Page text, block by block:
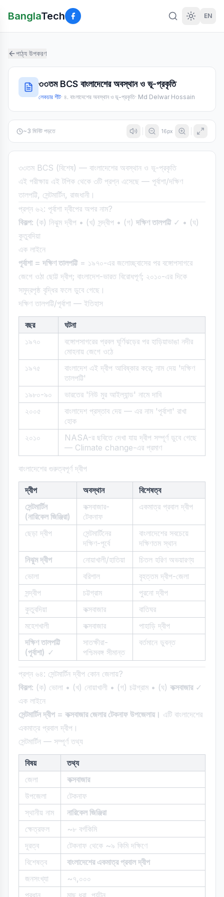
BanglaTech EN
পাঠ্য উপকরণ
৩৩তম BCS বাংলাদেশের অবস্থান ও ভূ-প্রকৃতি
লেকচার শীট· ৪. বাংলাদেশের অবস্থান ও ভূ-প্রকৃতি· Md Delwar Hossain
~3 মিনিট পড়তে 16px
৩৩তম BCS (বিশেষ) — বাংলাদেশের অবস্থান ও ভূ-প্রকৃতি
এই পরীক্ষায় এই টপিক থেকে ৩টি প্রশ্ন এসেছে — পূর্বাশা/দক্ষিণ
তালপট্টি, সেন্টমার্টিন, রাজধানী।
প্রশ্ন ৬২: পূর্বাশা দ্বীপের অপর নাম?
বিকল্প: (ক) নিঝুম দ্বীপ • (খ) সন্দ্বীপ • (গ) দক্ষিণ তালপট্টি✓ • (ঘ)
কুতুবদিয়া
এক লাইনে
পূর্বাশা = দক্ষিণ তালপট্টি= ১৯৭০-এর জলোচ্ছ্বাসের পর বঙ্গোপসাগরে
জেগে ওঠা ছোট্ট দ্বীপ; বাংলাদেশ-ভারত বিরোধপূর্ণ; ২০১০-এর দিকে
সমুদ্রপৃষ্ঠ বৃদ্ধির ফলে ডুবে গেছে।
দক্ষিণ তালপট্টি/পূর্বাশা — ইতিহাস
বছর
ঘটনা
১৯৭০
বঙ্গোপসাগরের প্রবল ঘূর্ণিঝড়ের পর হাড়িয়াভাঙা নদীর
মোহনায় জেগে ওঠে
১৯৭৫
বাংলাদেশ এই দ্বীপ আবিষ্কার করে; নাম দেয় 'দক্ষিণ
তালপট্টি'
১৯৮০-৯০
ভারতের 'নিউ মুর আইল্যান্ড' নামে দাবি
২০০৫
বাংলাদেশ প্রস্তাব দেয় — এর নাম 'পূর্বাশা' রাখা
হোক
২০১০
NASA-র ছবিতে দেখা যায় দ্বীপ সম্পূর্ণ ডুবে গেছে
— Climate change-এর প্রমাণ
বাংলাদেশের গুরুত্বপূর্ণ দ্বীপ
দ্বীপ অবস্থান
বিশেষত্ব
সেন্টমার্টিন
(নারিকেল জিঞ্জিরা)
কক্সবাজার-
টেকনাফ
একমাত্র প্রবাল দ্বীপ
ছেড়া দ্বীপ
সেন্টমার্টিনের
দক্ষিণ-পূর্বে
বাংলাদেশের সবচেয়ে
দক্ষিণতম স্থান
নিঝুম দ্বীপ
নোয়াখালী/হাতিয়া
চিতল হরিণ অভয়ারণ্য
ভোলা
বরিশাল
বৃহত্তম দ্বীপ-জেলা
সন্দ্বীপ
চট্টগ্রাম
পুরনো দ্বীপ
কুতুবদিয়া
কক্সবাজার
বাতিঘর
মহেশখালী
কক্সবাজার
পাহাড়ি দ্বীপ
দক্ষিণ তালপট্টি
(পূর্বাশা) ✓
সাতক্ষীরা-
পশ্চিমবঙ্গ সীমান্ত
বর্তমানে ডুবন্ত
প্রশ্ন ৬৪: সেন্টমার্টিন দ্বীপ কোন জেলায়?
বিকল্প: (ক) ভোলা • (খ) নোয়াখালী • (গ) চট্টগ্রাম • (ঘ) কক্সবাজার✓
এক লাইনে
সেন্টমার্টিন দ্বীপ = কক্সবাজার জেলার টেকনাফ উপজেলায়। এটি বাংলাদেশের
একমাত্র প্রবাল দ্বীপ।
সেন্টমার্টিন — সম্পূর্ণ তথ্য
বিষয়
তথ্য
জেলা
কক্সবাজার
উপজেলা
টেকনাফ
স্থানীয় নাম
নারিকেল জিঞ্জিরা
ক্ষেত্রফল
~৮ বর্গকিমি
দূরত্ব
টেকনাফ থেকে ~৯ কিমি দক্ষিণে
বিশেষত্ব
বাংলাদেশের একমাত্র প্রবাল দ্বীপ
জনসংখ্যা
~৭,০০০
প্রধান
মাছ ধরা, পর্যটন